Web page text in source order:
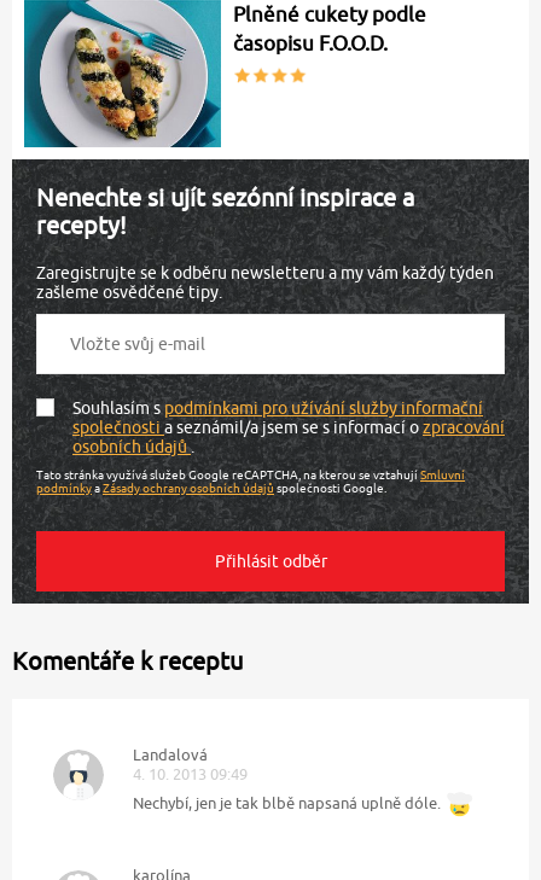
Plněné cukety podle
časopisu F.O.O.D.
Nenechte si ujít sezónní inspirace a
recepty!
Zaregistrujte se k odběru newsletteru a my vám každý týden
zašleme osvědčené tipy.
Souhlasím spodmínkami pro užívání služby informační
společnostia seznámil/a jsem se s informací ozpracování
osobních údajů.
Tato stránka využívá služeb Google reCAPTCHA, na kterou se vztahujíSmluvní
podmínkyaZásady ochrany osobních údajů společnosti Google.
Komentáře k receptu
Landalová
4. 10. 2013 09:49
Nechybí, jen je tak blbě napsaná uplně dóle.
karolína